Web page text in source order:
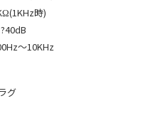
時)
〜10KHz
グ